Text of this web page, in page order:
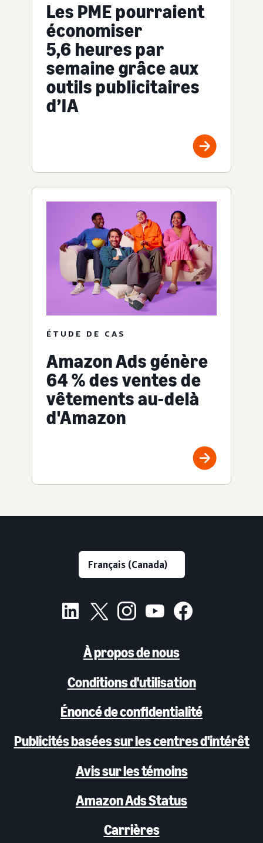
Les PME pourraient
économiser
5,6 heures par
semaine grâce aux
outils publicitaires
d’IA
ÉTUDE DE CAS
Amazon Ads génère
64 % des ventes de
vêtements au-delà
d'Amazon
À propos de nous
Conditions d'utilisation
Énoncé de confidentialité
Publicités basées sur les centres d'intérêt
Avis sur les témoins
Amazon Ads Status
Carrières